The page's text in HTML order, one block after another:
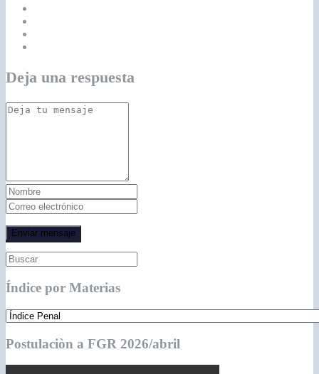
Deja una respuesta
Índice por Materias
Postulaciòn a FGR 2026/abril